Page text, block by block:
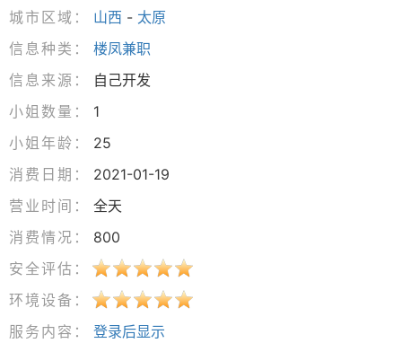
城市区域： 山西 - 太原
信息种类：
楼凤兼职
信息来源：
自己开发
小姐数量：
1
小姐年龄：
25
消费日期：
2021-01-19
营业时间：
全天
消费情况：
800
安全评估：
环境设备：
服务内容：
登录后显示